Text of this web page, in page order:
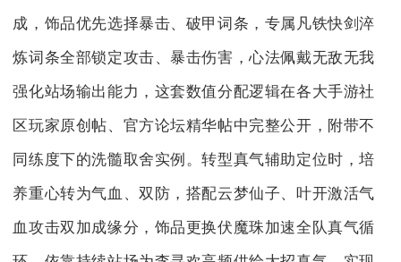
成，饰品优先选择暴击、破甲词条，专属凡铁快剑淬
炼词条全部锁定攻击、暴击伤害，心法佩戴无敌无我
强化站场输出能力，这套数值分配逻辑在各大手游社
区玩家原创帖、官方论坛精华帖中完整公开，附带不
同练度下的洗髓取舍实例。转型真气辅助定位时，培
养重心转为气血、双防，搭配云梦仙子、叶开激活气
血攻击双加成缘分，饰品更换伏魔珠加速全队真气循